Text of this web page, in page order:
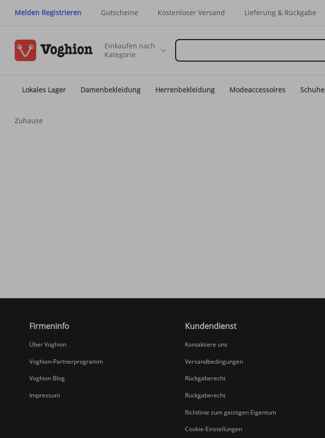
Melden Registrieren Gutscheine Kostenloser Versand Lieferung & Rückgabe
Einkaufen nach
Kategorie
Lokales Lager Damenbekleidung Herrenbekleidung Modeaccessoires Schuhe
Zuhause
Firmeninfo
Über Voghion
Voghion-Partnerprogramm
Voghion Blog
Impressum
Kundendienst
Kontaktiere uns
Versandbedingungen
Rückgaberecht
Rückgaberecht
Richtlinie zum geistigen Eigentum
Cookie-Einstellungen